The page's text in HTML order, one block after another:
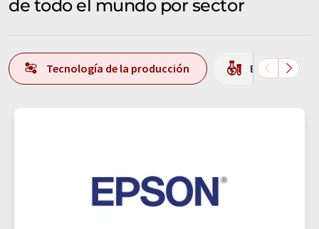
de todo el mundo por sector
Tecnología de la producción Equipos /